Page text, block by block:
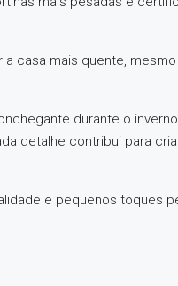
casa mais quente,
durante o
detalhe contribui para
e pequenos toques